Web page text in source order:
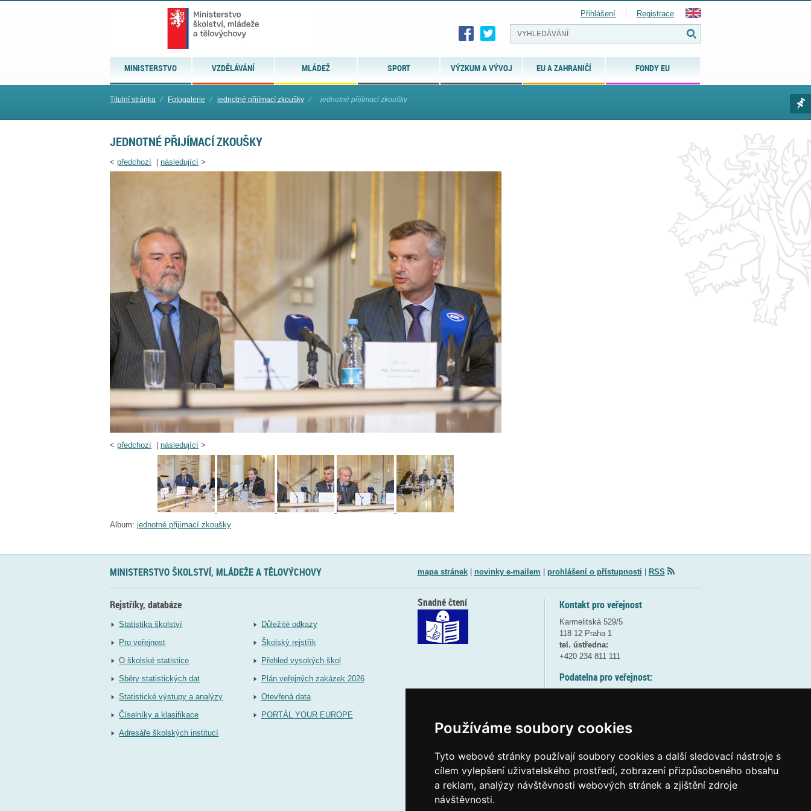
Používáme soubory cookies
Tyto webové stránky používají soubory cookies a další sledovací nástroje s
cílem vylepšení uživatelského prostředí, zobrazení přizpůsobeného obsahu
a reklam, analýzy návštěvnosti webových stránek a zjištění zdroje
návštěvnosti.
MINISTERSTVO VZDĚLÁVÁNÍ MLÁDEŽ SPORT VÝZKUM A VÝVOJ EU A ZAHRANIČÍ FONDY EU
Přihlášení Registrace
Titulní stránka ⁄ Fotogalerie ⁄ jednotné přijímací zkoušky ⁄ jednotné přijímací zkoušky
JEDNOTNÉ PŘIJÍMACÍ ZKOUŠKY
< předchozí následující >
< předchozí následující >
Album: jednotné přijímací zkoušky
MINISTERSTVO ŠKOLSTVÍ, MLÁDEŽE A TĚLOVÝCHOVY mapa stránek| novinky e-mailem prohlášení o přístupnosti RSS
Rejstříky, databáze
Statistika školství
Pro veřejnost
O školské statistice
Sběry statistických dat
Statistické výstupy a analýzy
Číselníky a klasifikace
Adresáře školských institucí
Důležité odkazy
Školský rejstřík
Přehled vysokých škol
Plán veřejných zakázek 2026
Otevřená data
PORTÁL YOUR EUROPE
Kontakt pro veřejnost
Karmelitská 529/5
118 12 Praha 1
tel. ústředna:
+420 234 811 111
Podatelna pro veřejnost:
(více informací
Elektronická podatelna:
posta@msmtgov cz
Snadné čtení